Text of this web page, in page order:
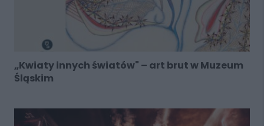
„Kwiaty innych światów" – art brut w Muzeum
Śląskim